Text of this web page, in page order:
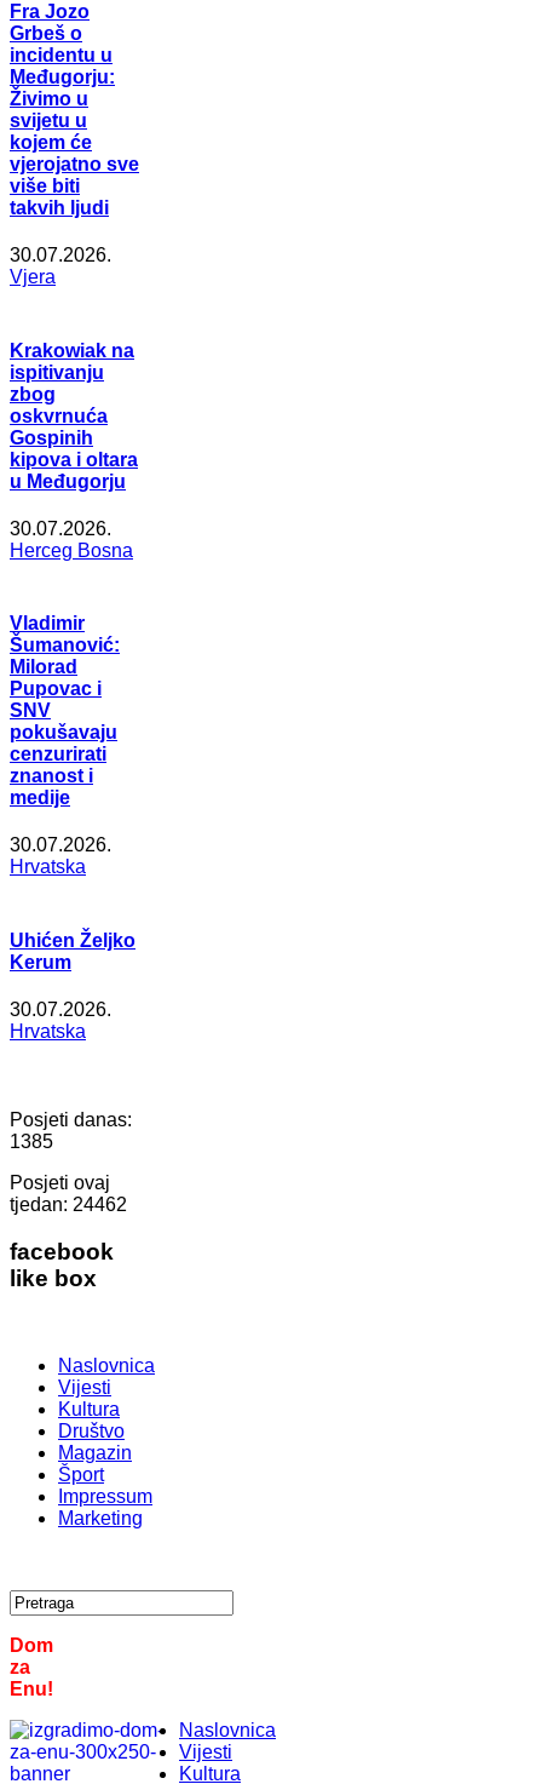
Fra Jozo
Grbeš o
incidentu u
Međugorju:
Živimo u
svijetu u
kojem će
vjerojatno sve
više biti
takvih ljudi
30.07.2026.
Vjera
Krakowiak na
ispitivanju
zbog
oskvrnuća
Gospinih
kipova i oltara
u Međugorju
30.07.2026.
Herceg Bosna
Vladimir
Šumanović:
Milorad
Pupovac i
SNV
pokušavaju
cenzurirati
znanost i
medije
30.07.2026.
Hrvatska
Uhićen Željko
Kerum
30.07.2026.
Hrvatska
Posjeti danas:
1385
Posjeti ovaj
tjedan: 24462
facebook
like box
Naslovnica
Vijesti
Kultura
Društvo
Magazin
Šport
Impressum
Marketing
Dom
za
Enu!
Naslovnica
Vijesti
Kultura